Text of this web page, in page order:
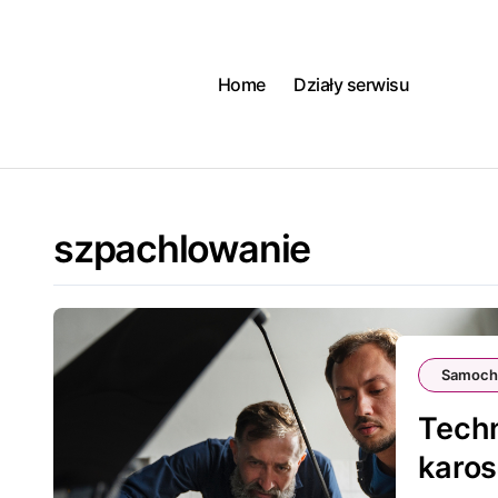
Home
Działy serwisu
szpachlowanie